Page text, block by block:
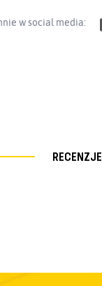
w social media:
RECENZJE